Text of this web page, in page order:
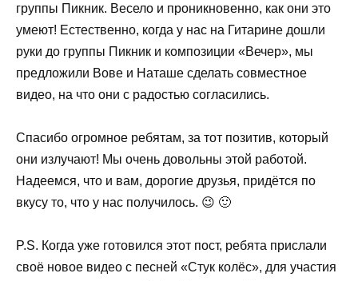
группы Пикник. Весело и проникновенно, как они это
умеют! Естественно, когда у нас на Гитарине дошли
руки до группы Пикник и композиции «Вечер», мы
предложили Вове и Наташе сделать совместное
видео, на что они с радостью согласились.
Спасибо огромное ребятам, за тот позитив, который
они излучают! Мы очень довольны этой работой.
Надеемся, что и вам, дорогие друзья, придётся по
вкусу то, что у нас получилось. 😉 🙂
P.S. Когда уже готовился этот пост, ребята прислали
своё новое видео с песней «Стук колёс», для участия